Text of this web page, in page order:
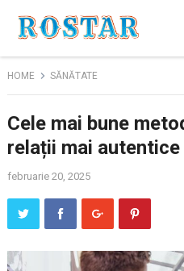
HOME SĂNĂTATE
Cele mai bune
relații mai autentice
februarie 20, 2025